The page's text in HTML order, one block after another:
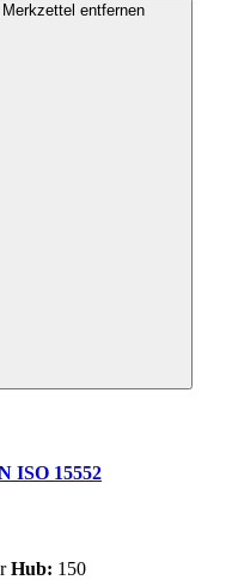
entfernen
ISO 15552
Hub: 150